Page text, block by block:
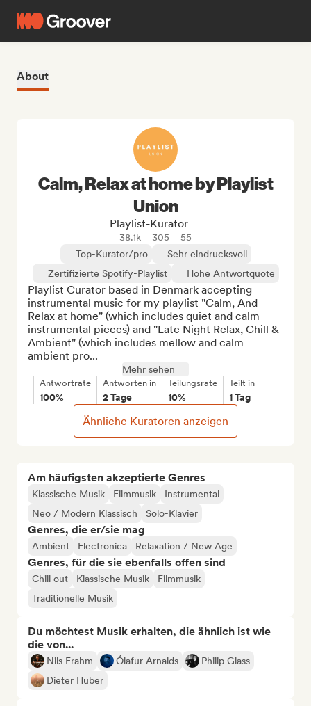
About
Am häufigsten akzeptierte Genres
Klassische Musik Filmmusik
Instrumental
Neo / Modern Klassisch
Solo-Klavier
Genres, die er/sie mag
Ambient Electronica Relaxation / New Age
Genres, für die sie ebenfalls offen sind
Chill out Klassische Musik
Filmmusik
Traditionelle Musik
Du möchtest Musik erhalten, die ähnlich ist wie
die von...
Nils Frahm Ólafur Arnalds
Philip Glass
Dieter Huber
Calm, Relax at home by Playlist
Union
Playlist-Kurator
38.1k 305
55
Top-Kurator/pro
Sehr eindrucksvoll
Zertifizierte Spotify-Playlist
Hohe Antwortquote
Playlist Curator based in Denmark accepting
instrumental music for my playlist "Calm, And
Relax at home" (which includes quiet and calm
instrumental pieces) and "Late Night Relax, Chill &
Ambient" (which includes mellow and calm
ambient pro...
Mehr sehen
Antwortrate
100%
Antworten in
2 Tage
Teilungsrate
10%
Teilt in
1 Tag
Ähnliche Kuratoren anzeigen